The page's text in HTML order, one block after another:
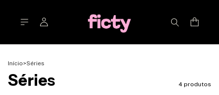
Início>Séries
Séries 4 produtos